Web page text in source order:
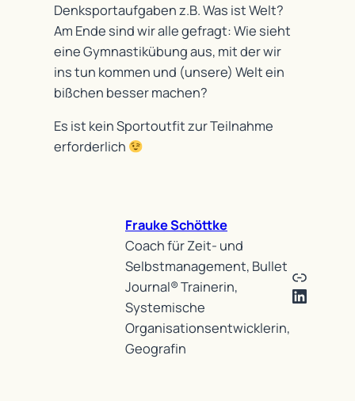
Denksportaufgaben z.B. Was ist Welt?
Am Ende sind wir alle gefragt: Wie sieht
eine Gymnastikübung aus, mit der wir
ins tun kommen und (unsere) Welt ein
bißchen besser machen?
Es ist kein Sportoutfit zur Teilnahme
erforderlich
Frauke Schöttke
Coach für Zeit- und
Selbstmanagement, Bullet
Journal® Trainerin,
Systemische
Organisationsentwicklerin,
Geografin
Link